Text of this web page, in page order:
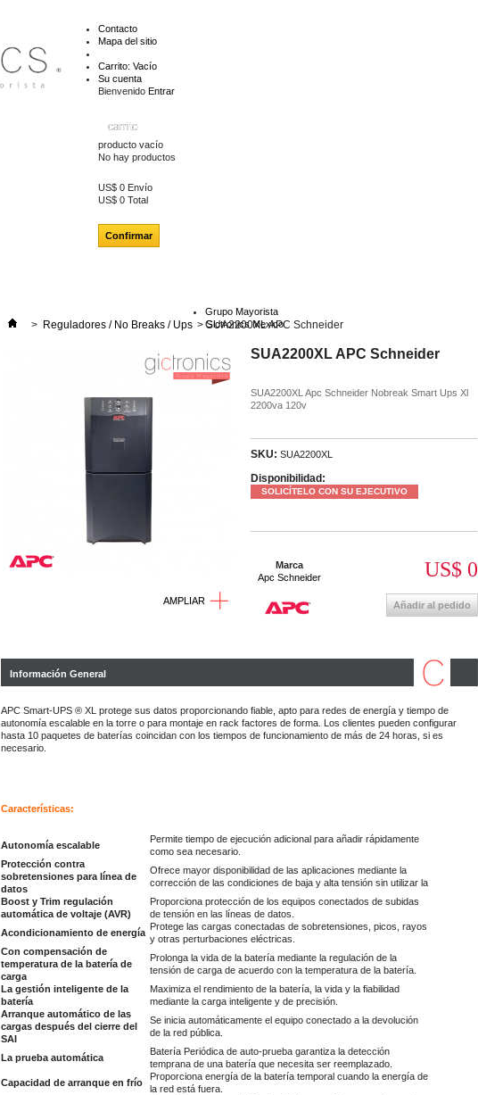
Contacto
Mapa del sitio
Carrito: Vacío
Su cuenta
Bienvenido Entrar
carrito
producto vacío
No hay productos
US$ 0 Envío
US$ 0 Total
Confirmar
Grupo Mayorista
Gictronics Mexico
> Reguladores / No Breaks / Ups > SUA2200XL APC Schneider
AMPLIAR
SUA2200XL APC Schneider
SUA2200XL Apc Schneider Nobreak Smart Ups Xl
2200va 120v
SKU: SUA2200XL
Disponibilidad:
SOLICÍTELO CON SU EJECUTIVO
US$ 0
Añadir al pedido
Marca
Apc Schneider
Información General
APC Smart-UPS ® XL protege sus datos proporcionando fiable, apto para redes de energía y tiempo de
autonomía escalable en la torre o para montaje en rack factores de forma. Los clientes pueden configurar
hasta 10 paquetes de baterías coincidan con los tiempos de funcionamiento de más de 24 horas, si es
necesario.
Características:
Autonomía escalable
Permite tiempo de ejecución adicional para añadir rápidamente
como sea necesario.
Protección contra
sobretensiones para línea de
datos
Ofrece mayor disponibilidad de las aplicaciones mediante la
corrección de las condiciones de baja y alta tensión sin utilizar la
Boost y Trim regulación
automática de voltaje (AVR)
Proporciona protección de los equipos conectados de subidas
de tensión en las líneas de datos.
Acondicionamiento de energía
Protege las cargas conectadas de sobretensiones, picos, rayos
y otras perturbaciones eléctricas.
Con compensación de
temperatura de la batería de
carga
Prolonga la vida de la batería mediante la regulación de la
tensión de carga de acuerdo con la temperatura de la batería.
La gestión inteligente de la
batería
Maximiza el rendimiento de la batería, la vida y la fiabilidad
mediante la carga inteligente y de precisión.
Arranque automático de las
cargas después del cierre del
SAI
Se inicia automáticamente el equipo conectado a la devolución
de la red pública.
La prueba automática
Batería Periódica de auto-prueba garantiza la detección
temprana de una batería que necesita ser reemplazado.
Capacidad de arranque en frío
Proporciona energía de la batería temporal cuando la energía de
la red está fuera.